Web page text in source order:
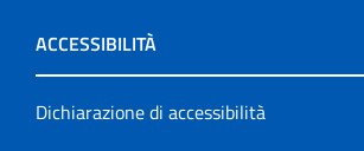
ACCESSIBILITÀ
Dichiarazione di accessibilità